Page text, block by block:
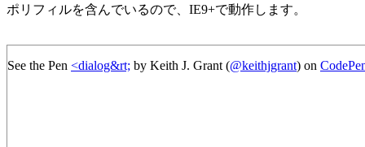
ポリフィルを含んでいるので、IE9+で動作します。
See the Pen <dialog&rt; by Keith J. Grant (@keithjgrant) on